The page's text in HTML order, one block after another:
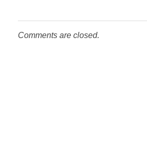
Comments are closed.